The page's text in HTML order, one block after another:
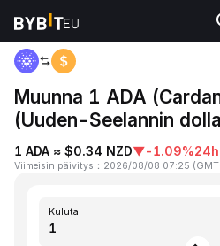
Koti ADA to NZD
Muunna 1 ADA
(Uuden-Seelannin
1 ADA ≈ $0.34 NZD▼-1.09%24h
Viimeisin päivitys ： 2026/08/08 07:25 (
Kuluta